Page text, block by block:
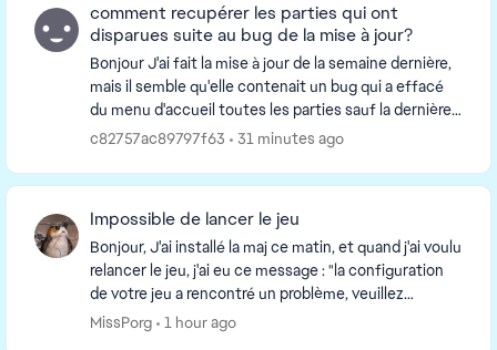
comment recupérer les parties qui ont
disparues suite au bug de la mise à jour?
Bonjour J'ai fait la mise à jour de la semaine dernière,
mais il semble qu'elle contenait un bug qui a effacé
du menu d'accueil toutes les parties sauf la dernière
lancée. Autrement dit mon fils ét...
c82757ac89797f63 31 minutes ago
Impossible de lancer le jeu
Bonjour, J'ai installé la maj ce matin, et quand j'ai voulu
relancer le jeu, j'ai eu ce message : "la configuration
de votre jeu a rencontré un problème, veuillez
réinstaller votre jeu". Je joue av...
MissPorg 1 hour ago